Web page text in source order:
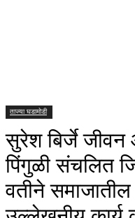
ताज्या घडामोडी
सुरेश बिर्जे
पिंगुळी संचलित
वतीने समाजातील